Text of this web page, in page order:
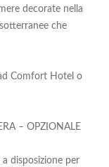
decorate nella
che
Comfort Hotel o
– OPZIONALE
disposizione per